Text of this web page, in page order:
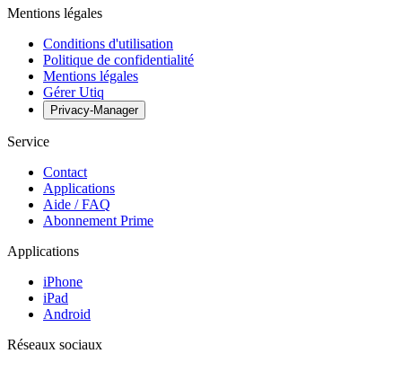
Mentions légales
Conditions d'utilisation
Politique de confidentialité
Mentions légales
Gérer Utiq
Privacy-Manager
Service
Contact
Applications
Aide / FAQ
Abonnement Prime
Applications
iPhone
iPad
Android
Réseaux sociaux